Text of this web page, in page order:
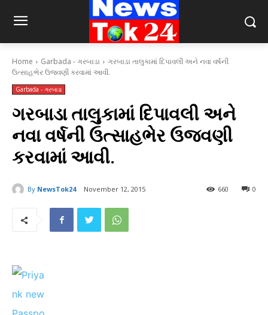
Home Garbada - ગરબાડા
ગરબાડા તાલુકામાં દિપાવલી અને નવા વર્ષની
ઉત્સાહભેર ઉજવણી કરવામાં આવી.
Garbada - ગરબાડા
ગરબાડા તાલુકામાં દિપાવલી અને
નવા વર્ષની ઉત્સાહભેર ઉજવણી
કરવામાં આવી.
By NewsTok24 November 12, 2015 0
660